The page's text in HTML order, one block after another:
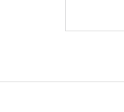
n
c